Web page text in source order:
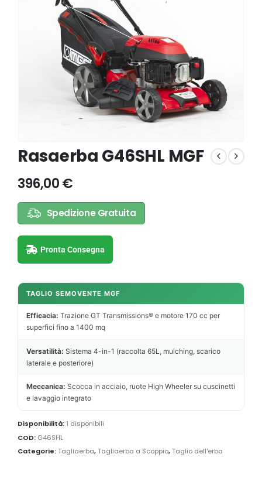
Rasaerba G46SHL MGF
396,00€
Spedizione Gratuita
Pronta Consegna
TAGLIO SEMOVENTE MGF
Efficacia: Trazione GT Transmissions® e motore 170 cc per
superfici fino a 1400 mq
Versatilità: Sistema 4-in-1 (raccolta 65L, mulching, scarico
laterale e posteriore)
Meccanica: Scocca in acciaio, ruote High Wheeler su cuscinetti
e lavaggio integrato
Disponibilità: 1 disponibili
COD: G46SHL
Categorie:Tagliaerba,Tagliaerba a Scoppio,Taglio dell'erba